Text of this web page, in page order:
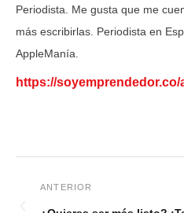
Periodista. Me gusta que me
más escribirlas. Periodista en
AppleManía.
https://